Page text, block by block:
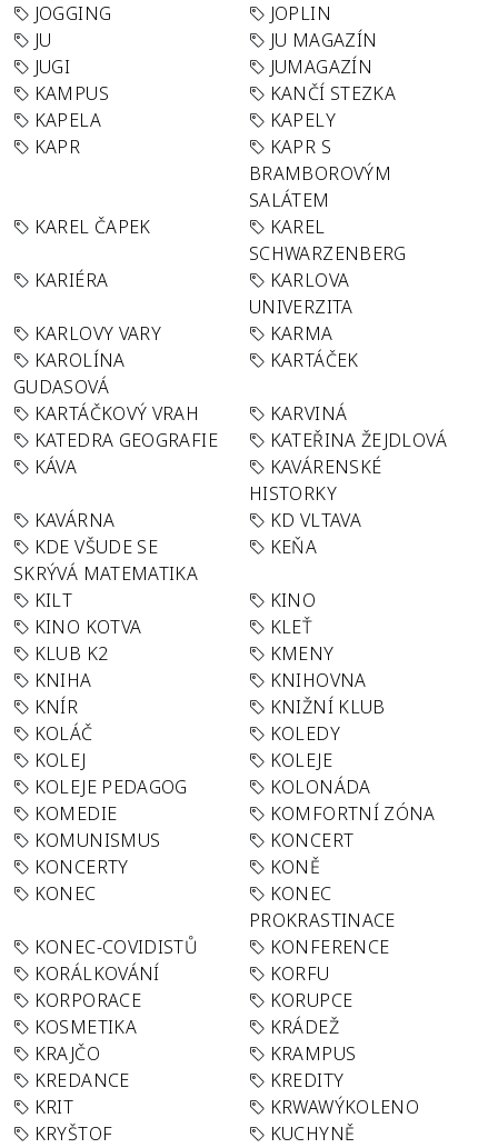
JOGGING
JOPLIN
JU
JU MAGAZÍN
JUGI
JUMAGAZÍN
KAMPUS
KANČÍ STEZKA
KAPELA
KAPELY
KAPR
KAPR S
BRAMBOROVÝM
SALÁTEM
KAREL ČAPEK
KAREL
SCHWARZENBERG
KARIÉRA
KARLOVA
UNIVERZITA
KARLOVY VARY
KARMA
KAROLÍNA
GUDASOVÁ
KARTÁČEK
KARTÁČKOVÝ VRAH
KARVINÁ
KATEDRA GEOGRAFIE
KATEŘINA ŽEJDLOVÁ
KÁVA
KAVÁRENSKÉ
HISTORKY
KAVÁRNA
KD VLTAVA
KDE VŠUDE SE
SKRÝVÁ MATEMATIKA
KEŇA
KILT
KINO
KINO KOTVA
KLEŤ
KLUB K2
KMENY
KNIHA
KNIHOVNA
KNÍR
KNIŽNÍ KLUB
KOLÁČ
KOLEDY
KOLEJ
KOLEJE
KOLEJE PEDAGOG
KOLONÁDA
KOMEDIE
KOMFORTNÍ ZÓNA
KOMUNISMUS
KONCERT
KONCERTY
KONĚ
KONEC
KONEC
PROKRASTINACE
KONEC-COVIDISTŮ
KONFERENCE
KORÁLKOVÁNÍ
KORFU
KORPORACE
KORUPCE
KOSMETIKA
KRÁDEŽ
KRAJČO
KRAMPUS
KREDANCE
KREDITY
KRIT
KRWAWÝKOLENO
KRYŠTOF
KUCHYNĚ